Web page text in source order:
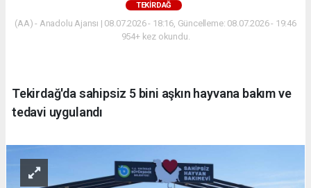
TEKIRDAĞ
(AA) - Anadolu Ajansı | 08.07.2026 - 18:16, Güncelleme: 08.07.2026 - 19:46
954+ kez okundu.
Tekirdağ'da sahipsiz 5 bini aşkın hayvana bakım ve
tedavi uygulandı